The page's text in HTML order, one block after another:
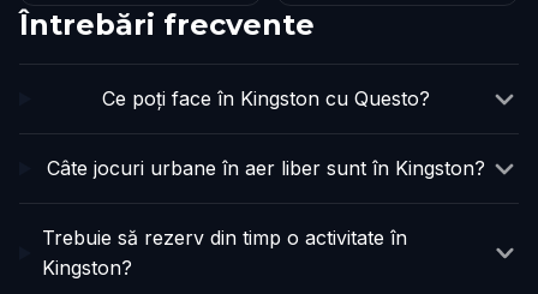
Întrebări frecvente
Ce poți face în Kingston cu Questo?
Câte jocuri urbane în aer liber sunt în Kingston?
Trebuie să rezerv din timp o activitate în
Kingston?